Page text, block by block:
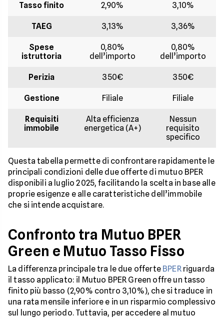
Tasso finito 2,90% 3,10%
TAEG 3,13% 3,36%
Spese
istruttoria
0,80%
dell’importo
0,80%
dell’importo
Perizia 350€ 350€
Gestione Filiale Filiale
Requisiti
immobile
Alta efficienza
energetica (A+)
Nessun
requisito
specifico
Questa tabella permette di confrontare rapidamente le
principali condizioni delle due offerte di mutuo BPER
disponibili a luglio 2025, facilitando la scelta in base alle
proprie esigenze e alle caratteristiche dell’immobile
che si intende acquistare.
Confronto tra Mutuo BPER
Green e Mutuo Tasso Fisso
La differenza principale tra le due offerte BPERriguarda
il tasso applicato: il Mutuo BPER Green offre un tasso
finito più basso (2,90% contro 3,10%), che si traduce in
una rata mensile inferiore e in un risparmio complessivo
sul lungo periodo. Tuttavia, per accedere al mutuo